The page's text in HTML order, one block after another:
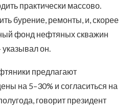
практически массово.
бурение, ремонты, и, скорее
фонд нефтяных скважин
указывал он.
предлагают
на 5–30% и согласиться на
говорит президент